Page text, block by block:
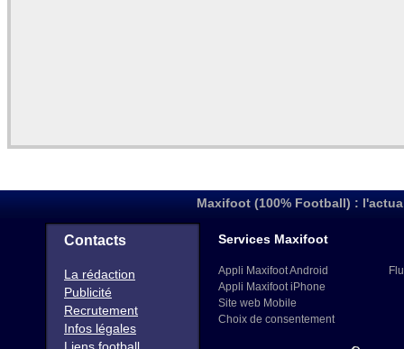
Maxifoot (100% Football) :
Contacts
La rédaction
Publicité
Recrutement
Infos légales
Services Maxifoot
Appli Maxifoot Android
Appli Maxifoot iPhone
Site web Mobile
Choix de consentement